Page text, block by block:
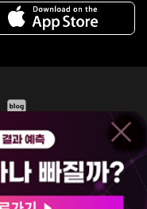
지 이용약관
7, 3~4층(서초동, 제일빌딩)
철